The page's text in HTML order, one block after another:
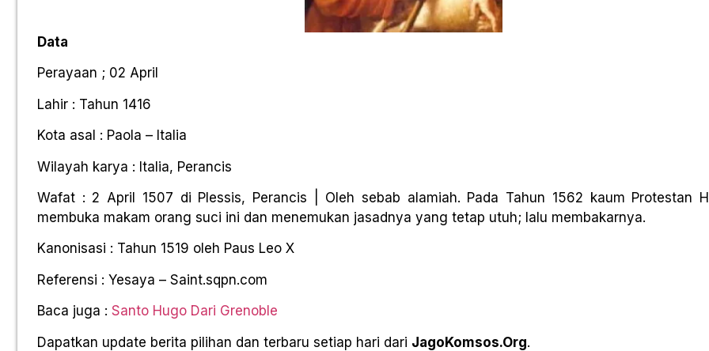
Data
Perayaan ; 02 April
Lahir : Tahun 1416
Kota asal : Paola – Italia
Wilayah karya : Italia, Perancis
Wafat : 2 April 1507 di Plessis, Perancis | Oleh sebab alamiah. Pada Tahun 1562 kaum Protestan
membuka makam orang suci ini dan menemukan jasadnya yang tetap utuh; lalu membakarnya.
Kanonisasi : Tahun 1519 oleh Paus Leo X
Referensi : Yesaya – Saint.sqpn.com
Baca juga : Santo Hugo Dari Grenoble
Dapatkan update berita pilihan dan terbaru setiap hari dari JagoKomsos.Org.